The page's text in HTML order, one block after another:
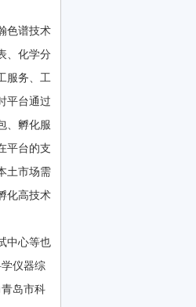
色谱技术
、化学分
服务、工
平台通过
、孵化服
平台的支
土市场需
化高技术
中心等也
仪器综
岛市科